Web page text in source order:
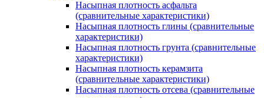
Насыпная плотность асфальта
(сравнительные характеристики)
Насыпная плотность глины (сравнительные
характеристики)
Насыпная плотность грунта (сравнительные
характеристики)
Насыпная плотность керамзита
(сравнительные характеристики)
Насыпная плотность отсева (сравнительные